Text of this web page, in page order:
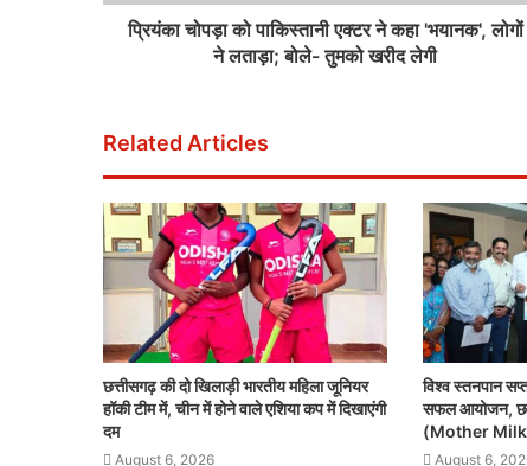
प्रियंका चोपड़ा को पाकिस्तानी एक्टर ने कहा 'भयानक', लोगों
ने लताड़ा; बोले- तुमको खरीद लेगी
Related Articles
छत्तीसगढ़ की दो खिलाड़ी भारतीय महिला जूनियर
हॉकी टीम में, चीन में होने वाले एशिया कप में दिखाएंगी
दम
August 6, 2026
विश्व स्तनपान
सफल आयोजन,
(Mother Milk
August 6,